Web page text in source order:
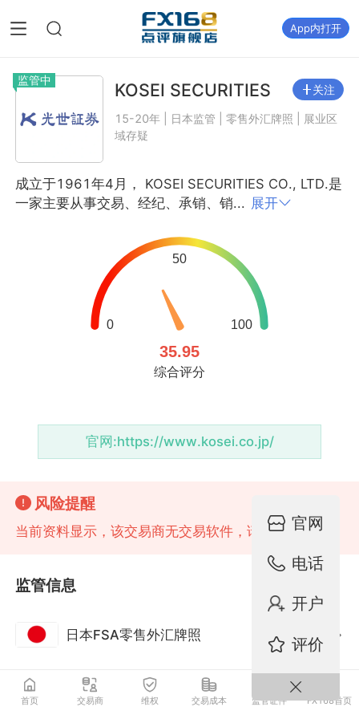
App内打开
监管中 KOSEI SECURITIES 关注
15-20年 | 日本监管 | 零售外汇牌照 | 展业区
域存疑
成立于1961年4月， KOSEI SECURITIES CO., LTD.是
一家主要从事交易、经纪、承销、销... 展开
官网:https://www.kosei.co.jp/
风险提醒
当前资料显示，该交易商无交易软件，请注意风险!
监管信息
日本FSA零售外汇牌照 监管中
官网
电话
开户
评价
首页 交易商 维权 交易成本 监管证件 FX168首页